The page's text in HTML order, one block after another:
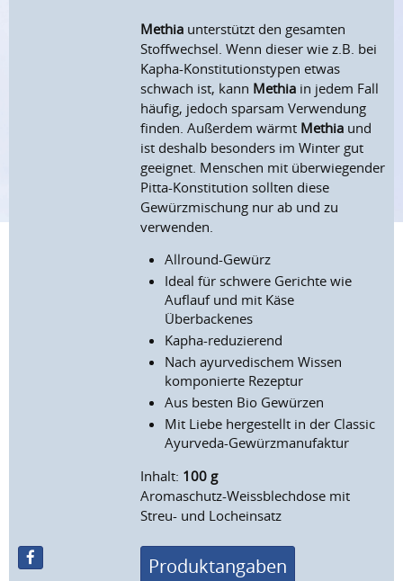
Methia unterstützt den gesamten
Stoffwechsel. Wenn dieser wie z.B. bei
Kapha-Konstitutionstypen etwas
schwach ist, kann Methia in jedem Fall
häufig, jedoch sparsam Verwendung
finden. Außerdem wärmt Methia und
ist deshalb besonders im Winter gut
geeignet. Menschen mit überwiegender
Pitta-Konstitution sollten diese
Gewürzmischung nur ab und zu
verwenden.
Allround-Gewürz
Ideal für schwere Gerichte wie
Auflauf und mit Käse
Überbackenes
Kapha-reduzierend
Nach ayurvedischem Wissen
komponierte Rezeptur
Aus besten Bio Gewürzen
Mit Liebe hergestellt in der Classic
Ayurveda-Gewürzmanufaktur
Inhalt: 100 g
Aromaschutz-Weissblechdose mit
Streu- und Locheinsatz
Produktangaben